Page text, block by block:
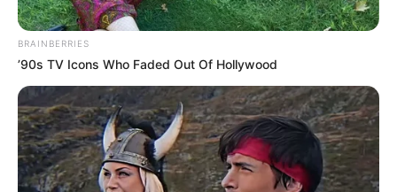
eljárásaiban „Orbán Győző képviseletében eljáró”
építészként szerepelt, és a tervdokumentációkban
is első helyen bukkant fel.
BRAINBERRIES
’90s TV Icons Who Faded Out Of Hollywood